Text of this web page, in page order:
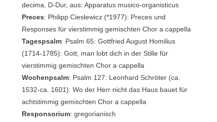
decima, D-Dur, aus: Apparatus musico-organisticus
Preces: Philipp Cieslewicz (*1977): Preces und
Responses für vierstimmig gemischten Chor a cappella
Tagespsalm: Psalm 65: Gottfried August Homilius
(1714-1785): Gott, man lobt dich in der Stille für
vierstimmig gemischten Chor a cappella
Wochenpsalm: Psalm 127: Leonhard Schröter (ca.
1532-ca. 1601): Wo der Herr nicht das Haus bauet für
achtstimmig gemischten Chor a cappella
Responsorium: gregorianisch